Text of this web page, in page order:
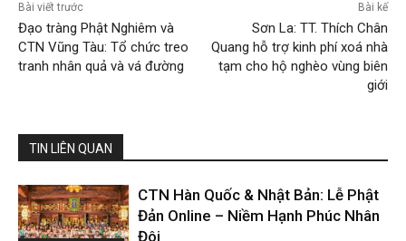
Bài viết trước
Đạo tràng Phật Nghiêm và
CTN Vũng Tàu: Tổ chức treo
tranh nhân quả và vá đường
Bài kế
Sơn La: TT. Thích Chân
Quang hỗ trợ kinh phí xoá nhà
tạm cho hộ nghèo vùng biên
giới
TIN LIÊN QUAN
CTN Hàn Quốc & Nhật Bản: Lễ Phật
Đản Online – Niềm Hạnh Phúc Nhân
Đôi